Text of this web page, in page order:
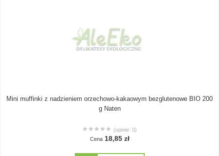
Mini muffinki z nadzieniem orzechowo-kakaowym bezglutenowe BIO 200
g Naten
(opinie: 0)
Cena 18,85 zł